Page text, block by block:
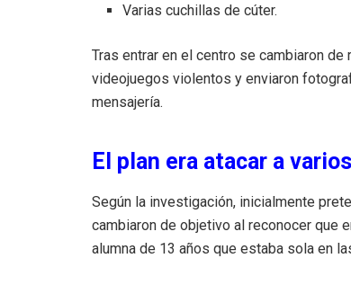
Varias cuchillas de cúter.
Tras entrar en el centro se cambiaron
videojuegos violentos y enviaron
mensajería.
El plan era atacar a
Según la investigación, inicialmente
cambiaron de objetivo al reconocer que
alumna de 13 años que estaba sola en